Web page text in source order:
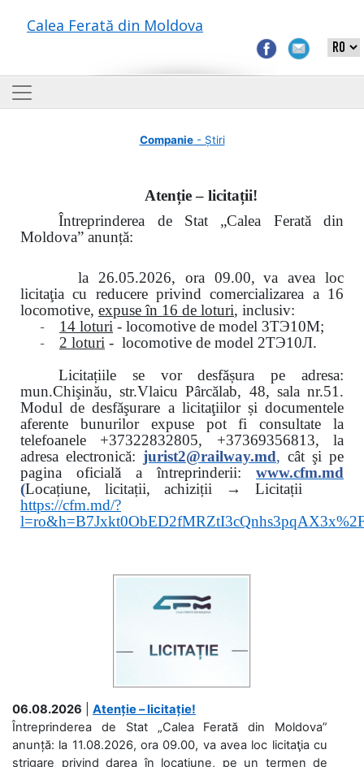
Calea Ferată din Moldova
Companie- Știri
Atenție – licitații!
Întreprinderea de Stat „Calea Ferată din
Moldova” anunță:
la 26.05.2026, ora 09.00, va avea loc
licitaţia cu reducere privind comercializarea a 16
locomotive, expuse în 16 de loturi, inclusiv:
- 14 loturi - locomotive de model 3ТЭ10М;
- 2 loturi - locomotive de model 2ТЭ10Л.
Licitațiile se vor desfășura pe adresa:
mun.Chişinău, str.Vlaicu Pârcălab, 48, sala nr.51.
Modul de desfăşurare a licitaţiilor și documentele
aferente bunurilor expuse pot fi consultate la
telefoanele +37322832805, +37369356813, la
adresa electronică: jurist2@railway.md, cât şi pe
pagina oficială a întreprinderii:
www.cfm.md
(Locațiune, licitații, achiziții → Licitații
https://cfm.md/?
06.08.2026
Atenție – licitație!
Întreprinderea de Stat „Calea Ferată din Moldova”
anunță: la 11.08.2026, ora 09.00, va avea loc licitaţia cu
strigare privind darea în locațiune, pe un termen de